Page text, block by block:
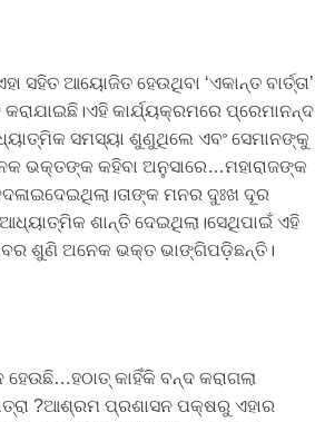
ସହିତ ଆୟୋଜିତ ହେଉଥିବା ‘ଏକାନ୍ତ ବାର୍ତ୍ତା’
କାର୍ଯ୍ୟକ୍ରମରେ ପ୍ରେମାନନ୍ଦ
ସମସ୍ୟା ଶୁଣୁଥିଲେ ଏବଂ ସେମାନଙ୍କୁ
ଭକ୍ତଙ୍କ କହିବା ଅନୁସାରେ…ମହାରାଜଙ୍କ
ମନର ଦୁଃଖ ଦୂର
ଶାନ୍ତି ଦେଇଥିଲା।ସେଥିପାଇଁ ଏହି
ଶୁଣି ଅନେକ ଭକ୍ତ ଭାଙ୍ଗିପଡ଼ିଛନ୍ତି।
କାହିଁକି ବନ୍ଦ କରାଗଲା
?ଆଶ୍ରମ ପ୍ରଶାସନ ପକ୍ଷରୁ ଏହାର